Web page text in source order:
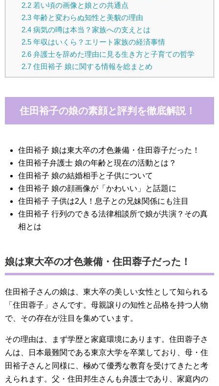
2.2若い頃の画像と娘との共通点
2.3年齢と変わらぬ知性と美貌の理由
2.4病気の噂は本当？家族への支えとは
2.5年収はいくら？エリート家族の経済事情
2.6弁護士を辞めた理由に見る生き方と子育ての哲学
2.7住田裕子 娘に関する情報を総まとめ
住田裕子の娘の素顔と評判を徹底解説！
住田裕子 娘は東大卒の才色兼備・住田蓉子だった！
住田裕子弁護士 娘の年齢と現在の活動とは？
住田裕子 娘の結婚相手と子供について
住田裕子 娘の顔画像が「かわいい」と話題に
住田裕子 子供は2人！息子との兄妹関係にも注目
住田裕子 行列のできる法律相談所で娘が共演？その真
相とは
娘は東大卒の才色兼備・住田蓉子だった！
住田裕子さんの娘は、東大卒の美しい女性として知られる
「住田蓉子」さんです。母親譲りの知性と品格を持つ人物
で、その存在が注目を集めています。
その理由は、まず学歴と家庭環境にあります。住田蓉子さ
んは、日本最難関である東京大学を卒業しており、母・住
田裕子さんと同様に、極めて優秀な教育を受けてきたと考
えられます。父・住田邦生さんも弁護士であり、家庭内の